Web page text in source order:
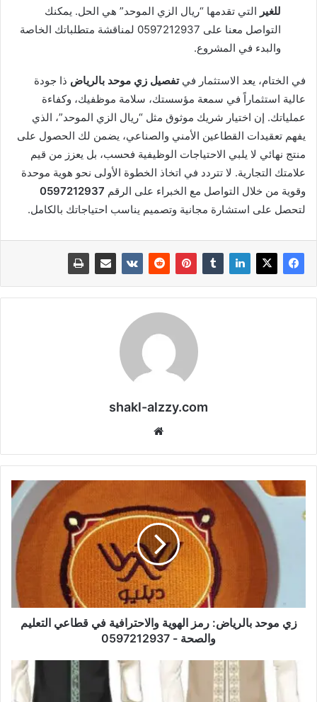
للغير التي تقدمها “ريال الزي الموحد” هي الحل. يمكنك
التواصل معنا على 0597212937 لمناقشة متطلباتك الخاصة
والبدء في المشروع.
في الختام، يعد الاستثمار فيتفصيل زي موحد بالرياض ذا جودة
عالية استثماراً في سمعة مؤسستك، سلامة موظفيك، وكفاءة
عملياتك. إن اختيار شريك موثوق مثل “ريال الزي الموحد”، الذي
يفهم تعقيدات القطاعين الأمني والصناعي، يضمن لك الحصول على
منتج نهائي لا يلبي الاحتياجات الوظيفية فحسب، بل يعزز من قيم
علامتك التجارية. لا تتردد في اتخاذ الخطوة الأولى نحو هوية موحدة
وقوية من خلال التواصل مع الخبراء على الرقم 0597212937
لتحصل على استشارة مجانية وتصميم يناسب احتياجاتك بالكامل.
shakl-alzzy.com
زي موحد بالرياض: رمز الهوية والاحترافية في قطاعي التعليم
والصحة - 0597212937